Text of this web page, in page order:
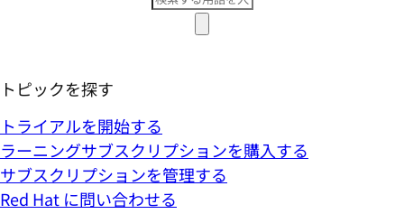
トピックを探す
トライアルを開始する
ラーニングサブスクリプションを購入する
サブスクリプションを管理する
Red Hat に問い合わせる